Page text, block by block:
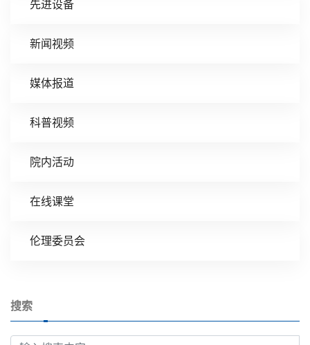
先进设备
新闻视频
媒体报道
科普视频
院内活动
在线课堂
伦理委员会
搜索